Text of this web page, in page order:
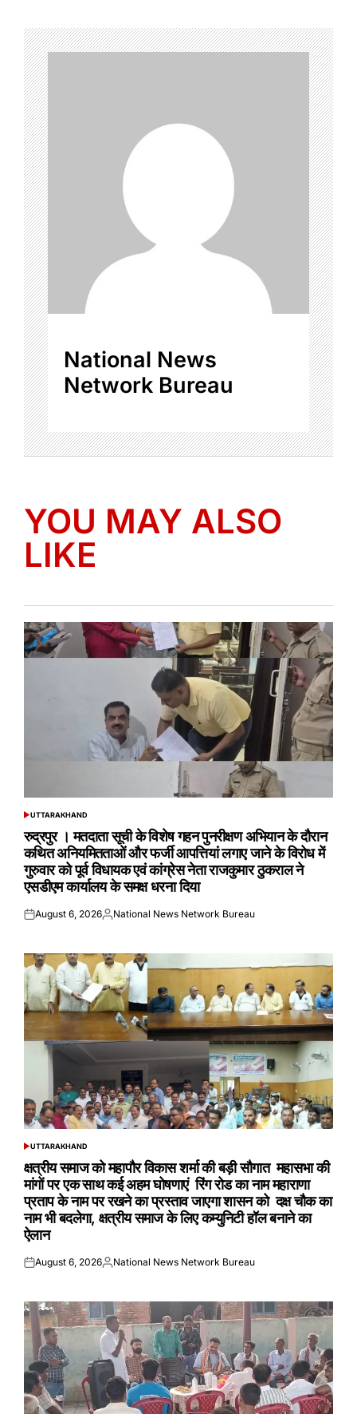
National News
Network Bureau
YOU MAY ALSO
LIKE
POSTED
UTTARAKHAND
रुद्रपुर । मतदाता सूची के विशेष गहन पुनरीक्षण अभियान के दौरान
कथित अनियमितताओं और फर्जी आपत्तियां लगाए जाने के विरोध में
गुरुवार को पूर्व विधायक एवं कांग्रेस नेता राजकुमार ठुकराल ने
एसडीएम कार्यालय के समक्ष धरना दिया
Posted
August 6, 2026Posted
National News Network Bureau
POSTED
UTTARAKHAND
क्षत्रीय समाज को महापौर विकास शर्मा की बड़ी सौगात महासभा की
मांगों पर एक साथ कई अहम घोषणाएं रिंग रोड का नाम महाराणा
प्रताप के नाम पर रखने का प्रस्ताव जाएगा शासन को दक्ष चौक का
नाम भी बदलेगा, क्षत्रीय समाज के लिए कम्युनिटी हॉल बनाने का
ऐलान
Posted
August 6, 2026Posted
National News Network Bureau